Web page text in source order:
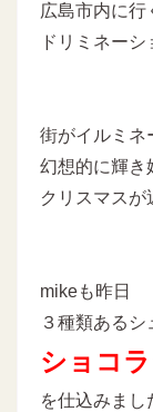
広島市内に行
ドリミネー
街がイルミネ
幻想的に輝き
クリスマス
mikeも昨日
３種類ある
ショコ
を仕込みまし